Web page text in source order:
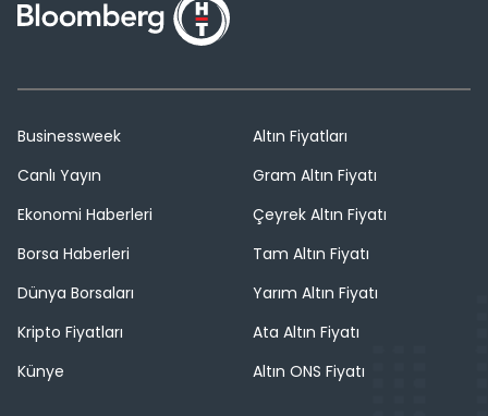
Businessweek
Canlı Yayın
Ekonomi Haberleri
Borsa Haberleri
Dünya Borsaları
Kripto Fiyatları
Künye
Altın Fiyatları
Gram Altın Fiyatı
Çeyrek Altın Fiyatı
Tam Altın Fiyatı
Yarım Altın Fiyatı
Ata Altın Fiyatı
Altın ONS Fiyatı